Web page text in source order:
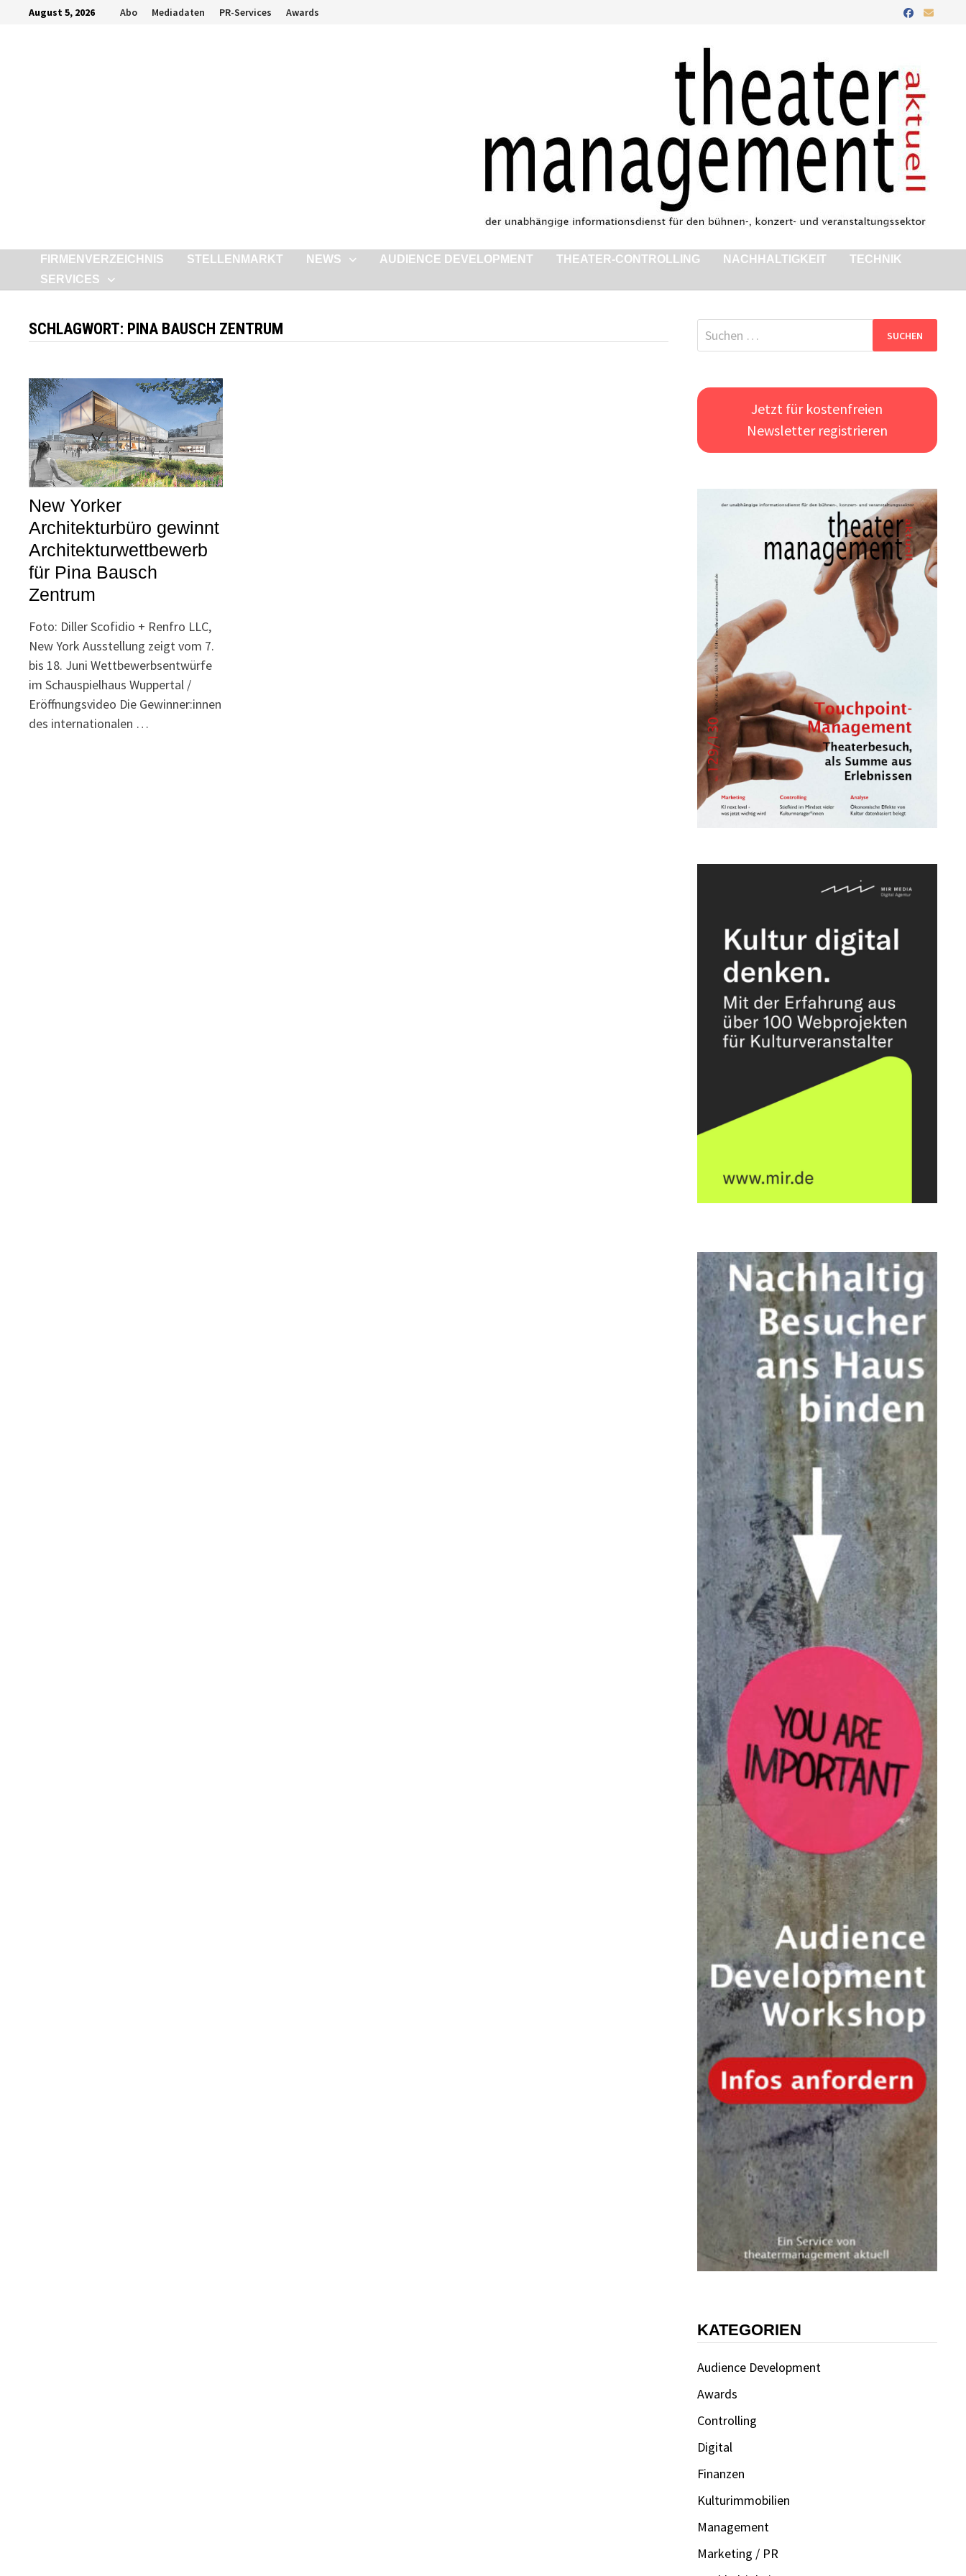
ZurückAugust 5, 2026 Abo Mediadaten PR-Services Awards
FIRMENVERZEICHNIS STELLENMARKT NEWS AUDIENCE DEVELOPMENT THEATER-CONTROLLING NACHHALTIGKEIT
TECHNIK
SERVICES
SCHLAGWORT: PINA BAUSCH ZENTRUM
New Yorker
Architekturbüro gewinnt
Architekturwettbewerb
für Pina Bausch
Zentrum
Foto: Diller Scofidio + Renfro LLC,
New York Ausstellung zeigt vom 7.
bis 18. Juni Wettbewerbsentwürfe
im Schauspielhaus Wuppertal /
Eröffnungsvideo Die Gewinner:innen
des internationalen …
Suchen
nach:
Jetzt für kostenfreien
Newsletter registrieren
KATEGORIEN
Audience Development
Awards
Controlling
Digital
Finanzen
Kulturimmobilien
Management
Marketing / PR